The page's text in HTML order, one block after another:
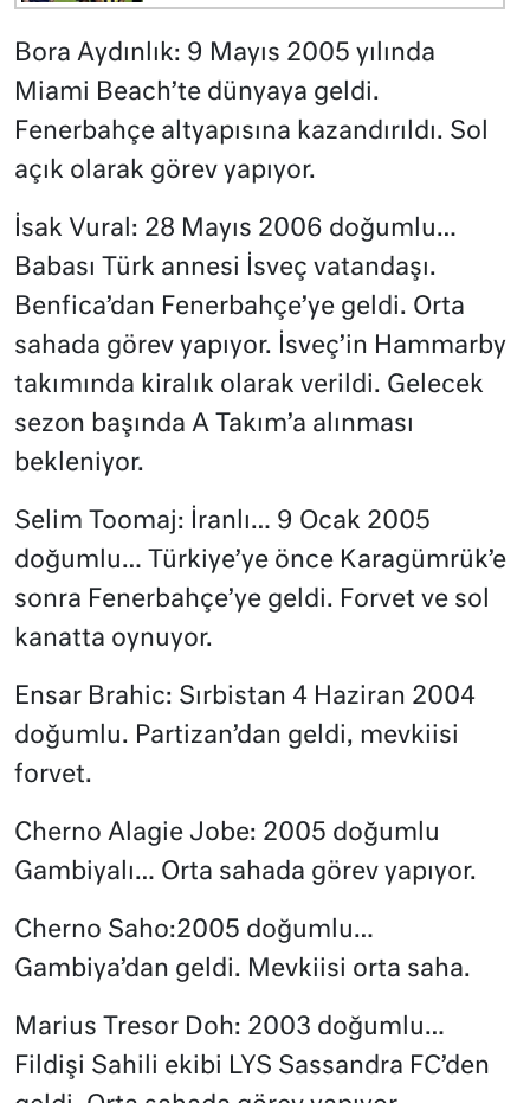
Bora Aydınlık: 9 Mayıs 2005 yılında
Miami Beach’te dünyaya geldi.
Fenerbahçe altyapısına kazandırıldı. Sol
açık olarak görev yapıyor.
İsak Vural: 28 Mayıs 2006 doğumlu…
Babası Türk annesi İsveç vatandaşı.
Benfica’dan Fenerbahçe’ye geldi. Orta
sahada görev yapıyor. İsveç’in Hammarby
takımında kiralık olarak verildi. Gelecek
sezon başında A Takım’a alınması
bekleniyor.
Selim Toomaj: İranlı… 9 Ocak 2005
doğumlu… Türkiye’ye önce Karagümrük’e
sonra Fenerbahçe’ye geldi. Forvet ve sol
kanatta oynuyor.
Ensar Brahic: Sırbistan 4 Haziran 2004
doğumlu. Partizan’dan geldi, mevkiisi
forvet.
Cherno Alagie Jobe: 2005 doğumlu
Gambiyalı… Orta sahada görev yapıyor.
Cherno Saho:2005 doğumlu…
Gambiya’dan geldi. Mevkiisi orta saha.
Marius Tresor Doh: 2003 doğumlu…
Fildişi Sahili ekibi LYS Sassandra FC’den